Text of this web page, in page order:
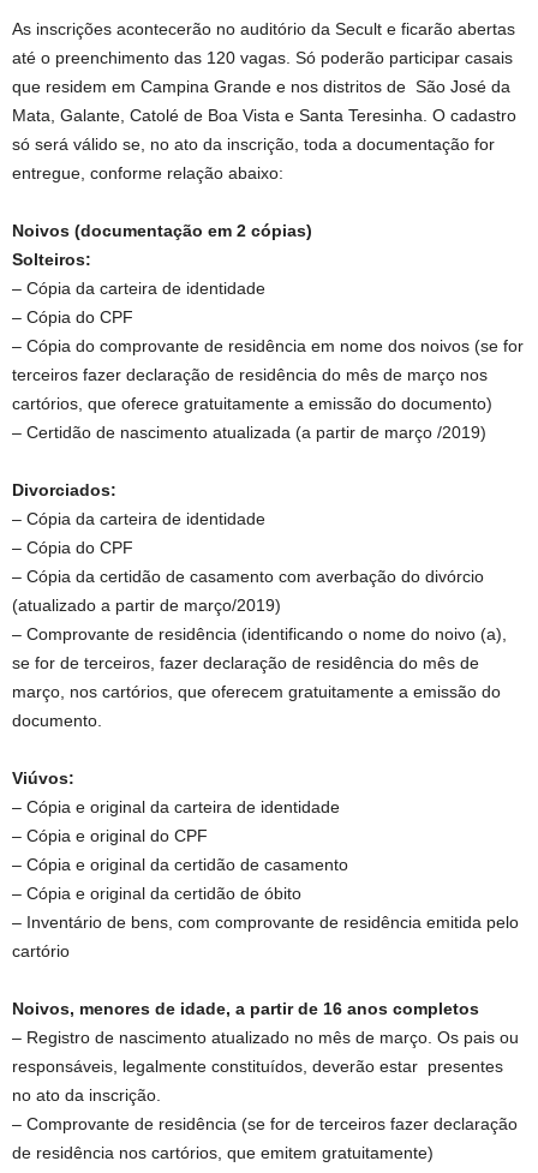
As inscrições acontecerão no auditório da Secult e ficarão abertas
até o preenchimento das 120 vagas. Só poderão participar casais
que residem em Campina Grande e nos distritos de São José da
Mata, Galante, Catolé de Boa Vista e Santa Teresinha. O cadastro
só será válido se, no ato da inscrição, toda a documentação for
entregue, conforme relação abaixo:
Noivos (documentação em 2 cópias)
Solteiros:
– Cópia da carteira de identidade
– Cópia do CPF
– Cópia do comprovante de residência em nome dos noivos (se for
terceiros fazer declaração de residência do mês de março nos
cartórios, que oferece gratuitamente a emissão do documento)
– Certidão de nascimento atualizada (a partir de março /2019)
Divorciados:
– Cópia da carteira de identidade
– Cópia do CPF
– Cópia da certidão de casamento com averbação do divórcio
(atualizado a partir de março/2019)
– Comprovante de residência (identificando o nome do noivo (a),
se for de terceiros, fazer declaração de residência do mês de
março, nos cartórios, que oferecem gratuitamente a emissão do
documento.
Viúvos:
– Cópia e original da carteira de identidade
– Cópia e original do CPF
– Cópia e original da certidão de casamento
– Cópia e original da certidão de óbito
– Inventário de bens, com comprovante de residência emitida pelo
cartório
Noivos, menores de idade, a partir de 16 anos completos
– Registro de nascimento atualizado no mês de março. Os pais ou
responsáveis, legalmente constituídos, deverão estar presentes
no ato da inscrição.
– Comprovante de residência (se for de terceiros fazer declaração
de residência nos cartórios, que emitem gratuitamente)